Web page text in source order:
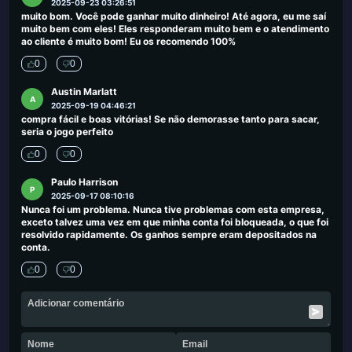
2025-09-23 03:26:51
muito bom. Você pode ganhar muito dinheiro! Até agora, eu me saí
muito bem com eles! Eles responderam muito bem e o atendimento
ao cliente é muito bom! Eu os recomendo 100%
0 0
A
Austin Marlatt
2025-09-19 04:46:21
compra fácil e boas vitórias! Se não demorasse tanto para sacar,
seria o jogo perfeito
0 0
P
Paulo Harrison
2025-09-17 08:10:16
Nunca foi um problema. Nunca tive problemas com esta empresa,
exceto talvez uma vez em que minha conta foi bloqueada, o que foi
resolvido rapidamente. Os ganhos sempre eram depositados na
conta.
0 0